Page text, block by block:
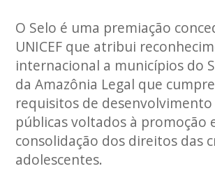
O Selo é uma premiação
UNICEF que atribui
internacional a municípios do
da Amazônia Legal que
requisitos de
públicas voltados à promoção
consolidação dos direitos das
adolescentes.